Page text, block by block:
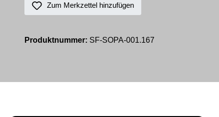
Zum Merkzettel hinzufügen
Produktnummer: SF-SOPA-001.167